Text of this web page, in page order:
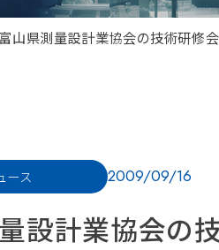
富山県測量設計業協会の技術研修
ース 2009/09/16
設計業協会の